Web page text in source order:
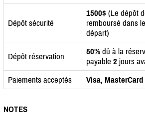
Dépôt sécurité
1500$ (Le dépôt
remboursé dans
départ)
Dépôt réservation 50% dû à la
payable 2 jours
Paiements acceptés
Visa, MasterCard
NOTES